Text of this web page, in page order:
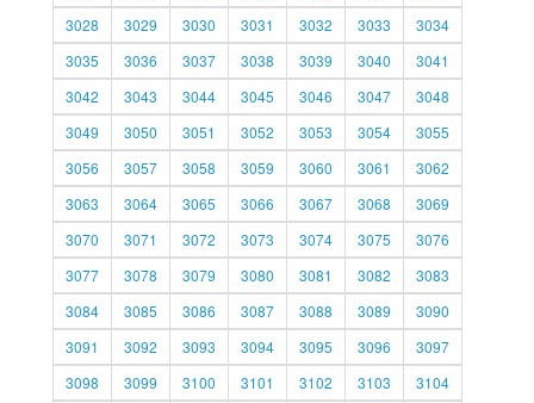
3028
3029 3030 3031 3032 3033
3034
3035
3036 3037 3038 3039 3040
3041
3042
3043 3044 3045 3046 3047
3048
3049
3050 3051 3052 3053 3054
3055
3056
3057 3058 3059 3060 3061
3062
3063
3064 3065 3066 3067 3068
3069
3070
3071 3072 3073 3074 3075
3076
3077
3078 3079 3080 3081 3082
3083
3084
3085 3086 3087 3088 3089
3090
3091
3092 3093 3094 3095 3096
3097
3098
3099 3100 3101 3102 3103 3104